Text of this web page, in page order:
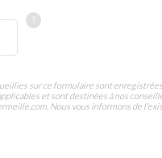
sur ce formulaire sont
et sont destinées à nos
Nous vous informons de